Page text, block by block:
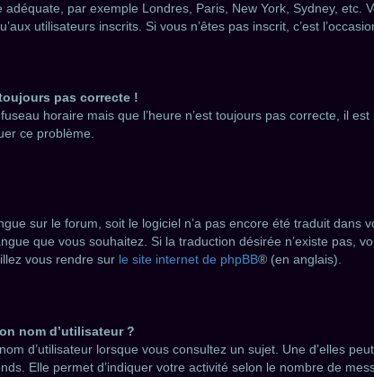
par exemple Londres, Paris, New York, Sydney, etc.
utilisateurs inscrits. Si vous n’êtes pas inscrit, c’est
pas correcte !
horaire mais que l’heure n’est toujours pas correcte, il
ce problème.
sur le forum, soit le logiciel n’a pas encore été traduit
que vous souhaitez. Si la traduction désirée n’existe pas,
vous rendre sur le site internet de phpBB® (en anglais).
nom d’utilisateur ?
d’utilisateur lorsque vous consultez un sujet. Une d’elles
Elle permet d’indiquer votre activité selon le nombre de